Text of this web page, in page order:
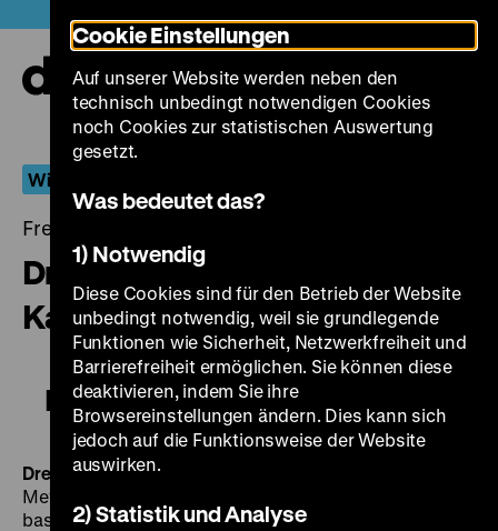
zum
Seiteninhalt
springen
Wiederentdeckt
Freitag, 06. Juli 2018, 18.30 - 00.00 Uhr
Dreizehn Mann und eine
Kanone
Dreizehn Mann und eine Kanone
Dreizehn Mann und eine Kanone
Meyer, B: Fred Andreas, Peter Franke, Georg Hurdalek
basierend auf dem FilmTredici uomini e un cannone
Cookie Einstellungen
Auf unserer Website werden neben den
technisch unbedingt notwendigen Cookies
noch Cookies zur statistischen Auswertung
gesetzt.
Was bedeutet das?
1) Notwendig
Diese Cookies sind für den Betrieb der Website
unbedingt notwendig, weil sie grundlegende
Funktionen wie Sicherheit, Netzwerkfreiheit und
Barrierefreiheit ermöglichen. Sie können diese
deaktivieren, indem Sie ihre
Browsereinstellungen ändern. Dies kann sich
jedoch auf die Funktionsweise der Website
auswirken.
2) Statistik und Analyse